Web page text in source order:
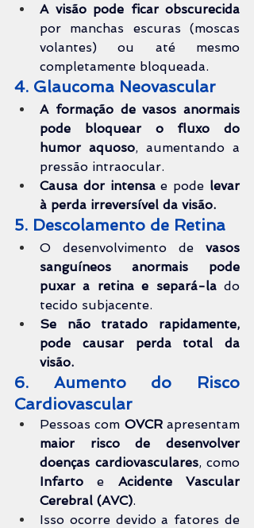
A visão pode ficar obscurecida
por manchas escuras (moscas
volantes) ou até mesmo
completamente bloqueada.
4. Glaucoma Neovascular
A formação de vasos anormais
pode bloquear o fluxo do
humor aquoso, aumentando a
pressão intraocular.
Causa dor intensa e pode levar
à perda irreversível da visão.
5. Descolamento de Retina
O desenvolvimento de vasos
sanguíneos anormais pode
puxar a retina e separá-la do
tecido subjacente.
Se não tratado rapidamente,
pode causar perda total da
visão.
6. Aumento do Risco
Cardiovascular
Pessoas com OVCR
maior risco de desenvolver
doenças cardiovasculares
Infarto e Acidente Vascular
Cerebral (AVC).
Isso ocorre devido a fatores de